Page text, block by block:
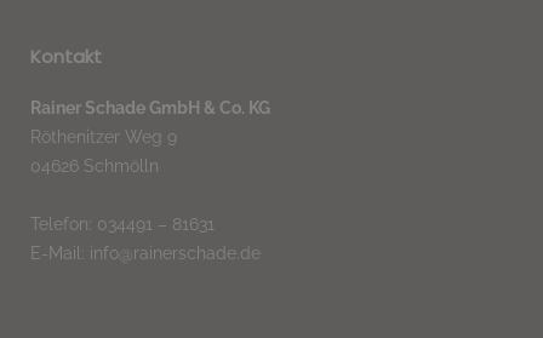
Kontakt
Rainer Schade GmbH & Co. KG
Röthenitzer Weg 9
04626 Schmölln
Telefon: 034491 – 81631
E-Mail: info@rainerschade.de